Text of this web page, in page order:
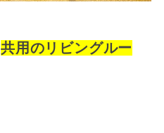
共用のリビングルー